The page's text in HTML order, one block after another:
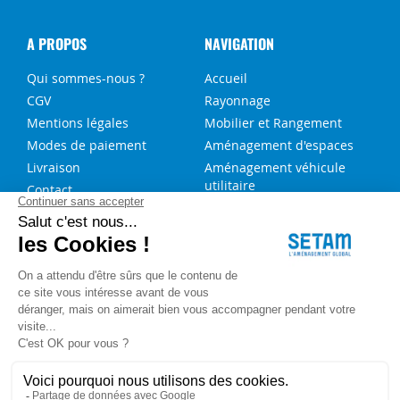
A PROPOS
Qui sommes-nous ?
CGV
Mentions légales
Modes de paiement
Livraison
Contact
NAVIGATION
Accueil
Rayonnage
Mobilier et Rangement
Aménagement d'espaces
Aménagement véhicule
utilitaire
NOS SERVICES
FAQ
Blog
Aide au choix rayonnage
Service de montage
Besoin d'aide ?